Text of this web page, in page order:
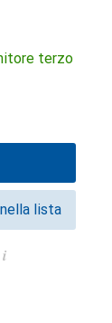
terzo
lista
i